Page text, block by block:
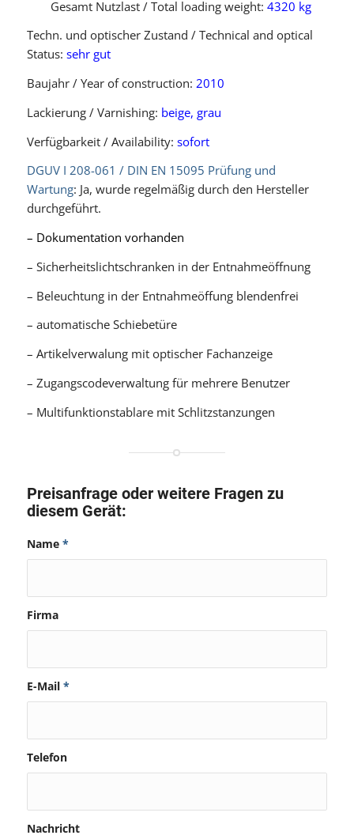
Gesamt Nutzlast / Total loading weight: 4320 kg
Techn. und optischer Zustand / Technical and optical
Status: sehr gut
Baujahr / Year of construction: 2010
Lackierung / Varnishing: beige, grau
Verfügbarkeit / Availability: sofort
DGUV I 208-061 / DIN EN 15095 Prüfung und
Wartung: Ja, wurde regelmäßig durch den Hersteller
durchgeführt.
– Dokumentation vorhanden
– Sicherheitslichtschranken in der Entnahmeöffnung
– Beleuchtung in der Entnahmeöffung blendenfrei
– automatische Schiebetüre
– Artikelverwalung mit optischer Fachanzeige
– Zugangscodeverwaltung für mehrere Benutzer
– Multifunktionstablare mit Schlitzstanzungen
Preisanfrage oder weitere Fragen zu
diesem Gerät:
Name *
Firma
E-Mail *
Telefon
Nachricht